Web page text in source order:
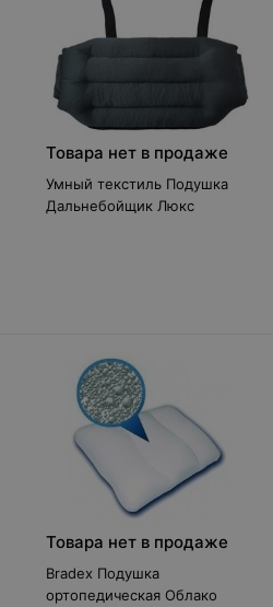
Товара нет в продаже
Умный текстиль Подушка
Дальнебойщик Люкс
Товара нет в продаже
Bradex Подушка
ортопедическая Облако